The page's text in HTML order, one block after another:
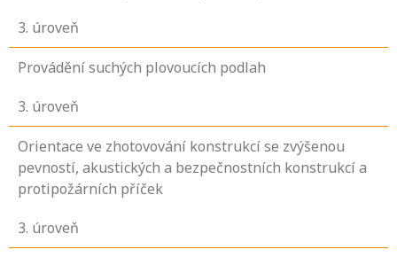
3. úroveň
Provádění suchých plovoucích podlah
3. úroveň
Orientace ve zhotovování konstrukcí se zvýšenou
pevností, akustických a bezpečnostních konstrukcí a
protipožárních příček
3. úroveň